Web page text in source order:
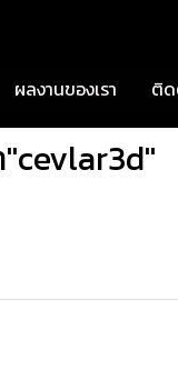
ผลงานของเรา ติด